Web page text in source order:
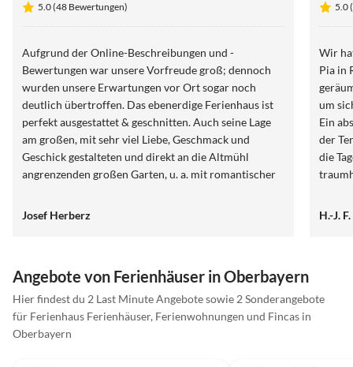
5.0 (48 Bewertungen)
Aufgrund der Online-Beschreibungen und -
Bewertungen war unsere Vorfreude groß; dennoch
wurden unsere Erwartungen vor Ort sogar noch
deutlich übertroffen. Das ebenerdige Ferienhaus ist
perfekt ausgestattet & geschnitten. Auch seine Lage
am großen, mit sehr viel Liebe, Geschmack und
Geschick gestalteten und direkt an die Altmühl
angrenzenden großen Garten, u. a. mit romantischer
uns total begeistert. Wir haben Frau und Herrn
gut gelegen; wir machten von hier aus eine Woche
lang Wandertouren und Städtebesichtigungen. Diese
Unterkunft können wir NACHDRÜCKLICH UND
BESONDERS EMPFEHLEN!
Josef Herberz
5.0
Wir
Pia in Reit im
um
Ein
der
die
Villa
H.-J.
Angebote von Ferienhäuser in Oberbayern
Hier findest du 2 Last Minute Angebote sowie 2 Sonderangebote
für Ferienhaus Ferienhäuser, Ferienwohnungen und Fincas in
Oberbayern